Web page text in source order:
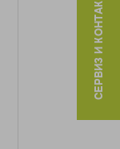
СЕРВИЗ И КОНТАКТИ